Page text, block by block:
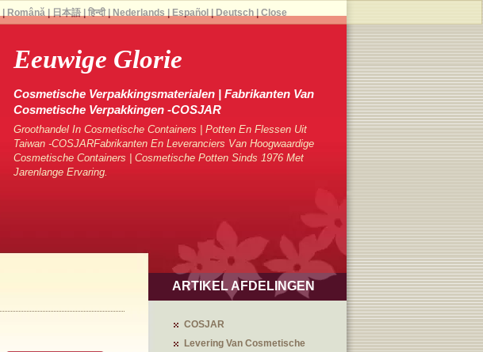
Eeuwige Glorie
Cosmetische Verpakkingsmaterialen | Fabrikanten Van
Cosmetische Verpakkingen -COSJAR
Groothandel In Cosmetische Containers | Potten En Flessen Uit
Taiwan -COSJARFabrikanten En Leveranciers Van Hoogwaardige
Cosmetische Containers | Cosmetische Potten Sinds 1976 Met
Jarenlange Ervaring.
ARTIKEL AFDELINGEN
COSJAR
Levering Van Cosmetische
Română| 日本語| हिन्दी| Nederlands Español Deutsch| Close